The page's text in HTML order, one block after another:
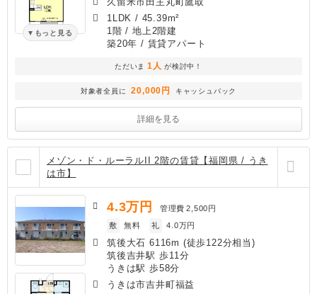
もっと見る
1LDK / 45.39m²
1階 / 地上2階建
築20年 / 賃貸アパート
ただいま 1人 が検討中！
対象者全員に 20,000円 キャッシュバック
詳細を見る
メゾン・ド・ルーラルII 2階の賃貸【福岡県 / うき
は市】
4.3万円 管理費 2,500円
敷
無料 礼 4.0万円
筑後大石 6116m (徒歩122分相当)
筑後吉井駅 歩11分
うきは駅 歩58分
うきは市吉井町福益